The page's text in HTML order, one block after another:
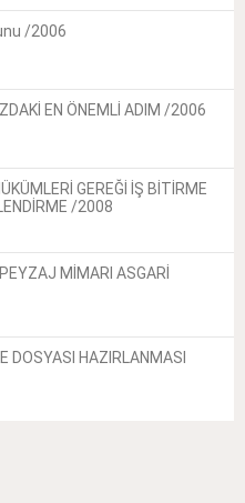
/2006
EN ÖNEMLİ ADIM /2006
GEREĞİ İŞ BİTİRME
/2008
MİMARI ASGARİ
DOSYASI HAZIRLANMASI